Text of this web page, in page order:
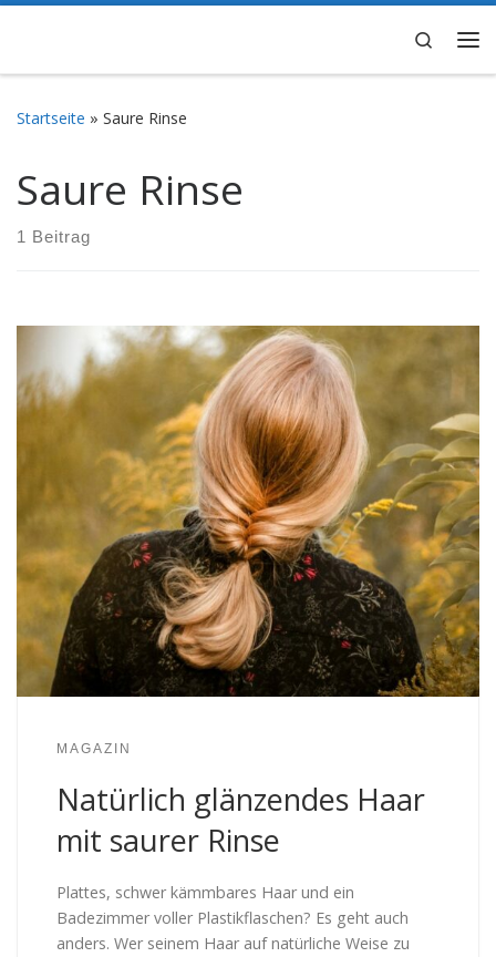
Search
Startseite » Saure Rinse
Saure Rinse
1 Beitrag
MAGAZIN
Natürlich glänzendes Haar
mit saurer Rinse
Plattes, schwer kämmbares Haar und ein
Badezimmer voller Plastikflaschen? Es geht auch
anders. Wer seinem Haar auf natürliche Weise zu